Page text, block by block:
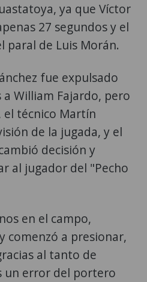
ya que Víctor
27 segundos y el
paral de Luis Morán.
fue expulsado
William Fajardo, pero
el técnico Martín
de la jugada, y el
decisión y
al jugador del "Pecho
en el campo,
comenzó a presionar,
al tanto de
un error del portero